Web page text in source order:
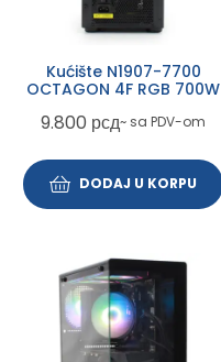
Kućište N1907-7700
OCTAGON 4F RGB 700W
9.800 рсд~ sa PDV-om
DODAJ U KORPU